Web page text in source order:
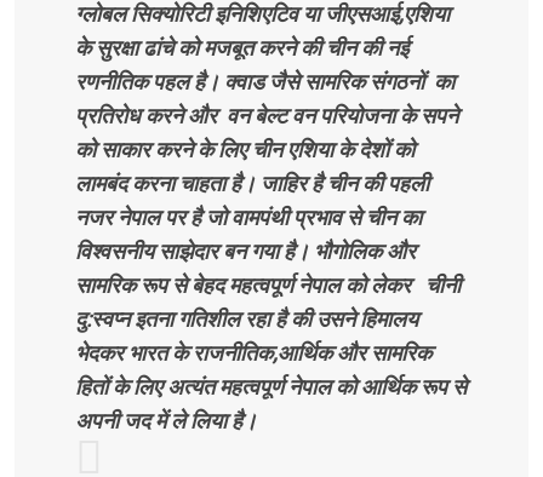
ग्लोबल सिक्योरिटी इनिशिएटिव या जीएसआई,एशिया
के सुरक्षा ढांचे को मजबूत करने की चीन की नई
रणनीतिक पहल है। क्वाड जैसे सामरिक संगठनों का
प्रतिरोध करने और वन बेल्ट वन परियोजना के सपने
को साकार करने के लिए चीन एशिया के देशों को
लामबंद करना चाहता है। जाहिर है चीन की पहली
नजर नेपाल पर है जो वामपंथी प्रभाव से चीन का
विश्वसनीय साझेदार बन गया है। भौगोलिक और
सामरिक रूप से बेहद महत्वपूर्ण नेपाल को लेकर चीनी
दु:स्वप्न इतना गतिशील रहा है की उसने हिमालय
भेदकर भारत के राजनीतिक,आर्थिक और सामरिक
हितों के लिए अत्यंत महत्वपूर्ण नेपाल को आर्थिक रूप से
अपनी जद में ले लिया है।